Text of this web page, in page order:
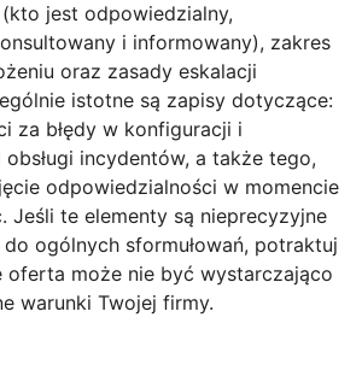
jest odpowiedzialny,
i informowany), zakres
oraz zasady eskalacji
istotne są zapisy dotyczące:
za błędy w konfiguracji i
incydentów, a także tego,
odpowiedzialności w momencie
Jeśli te elementy są nieprecyzyjne
ogólnych sformułowań, potraktuj
oferta może nie być wystarczająco
warunki Twojej firmy.